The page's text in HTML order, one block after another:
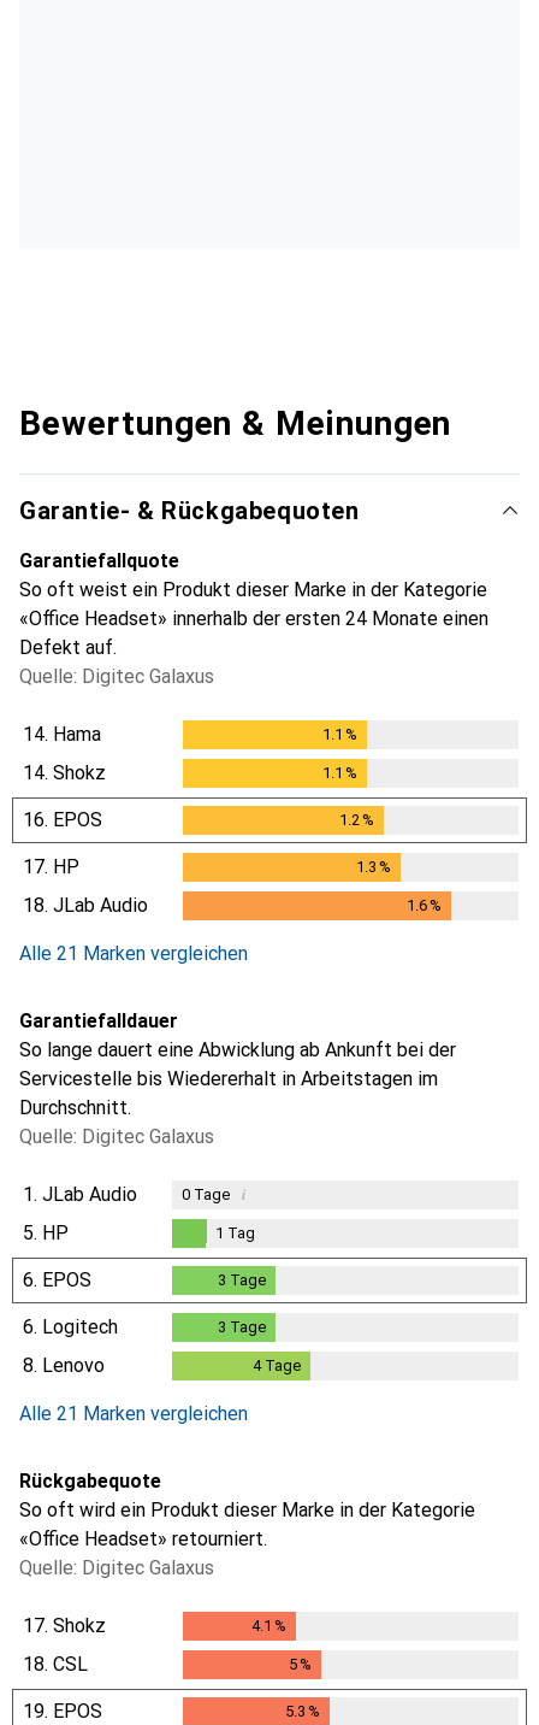
Bewertungen & Meinungen
Garantie- & Rückgabequoten
Garantiefallquote
So oft weist ein Produkt dieser Marke in der Kategorie
«Office Headset» innerhalb der ersten 24 Monate einen
Defekt auf.
Quelle: Digitec Galaxus
14. Hama 1.1 %
14. Shokz 1.1 %
16. EPOS 1.2%
17. HP 1.3 %
18. JLab Audio 1.6%
Alle 21 Marken vergleichen
Garantiefalldauer
So lange dauert eine Abwicklung ab Ankunft bei der
Servicestelle bis Wiedererhalt in Arbeitstagen im
Durchschnitt.
Quelle: Digitec Galaxus
1. JLab Audio 0Tage i
5. HP
1Tag
1 Tag
6. EPOS 3 Tage
6. Logitech 3 Tage
8. Lenovo 4Tage
Alle 21 Marken vergleichen
Rückgabequote
So oft wird ein Produkt dieser Marke in der Kategorie
«Office Headset» retourniert.
Quelle: Digitec Galaxus
17. Shokz 4.1 %
18. CSL 5%
19. EPOS 5.3 %